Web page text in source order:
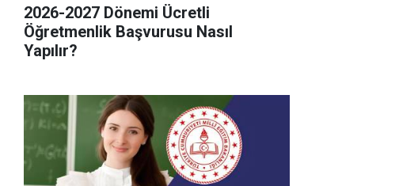
2026-2027 Dönemi Ücretli
Öğretmenlik Başvurusu Nasıl
Yapılır?